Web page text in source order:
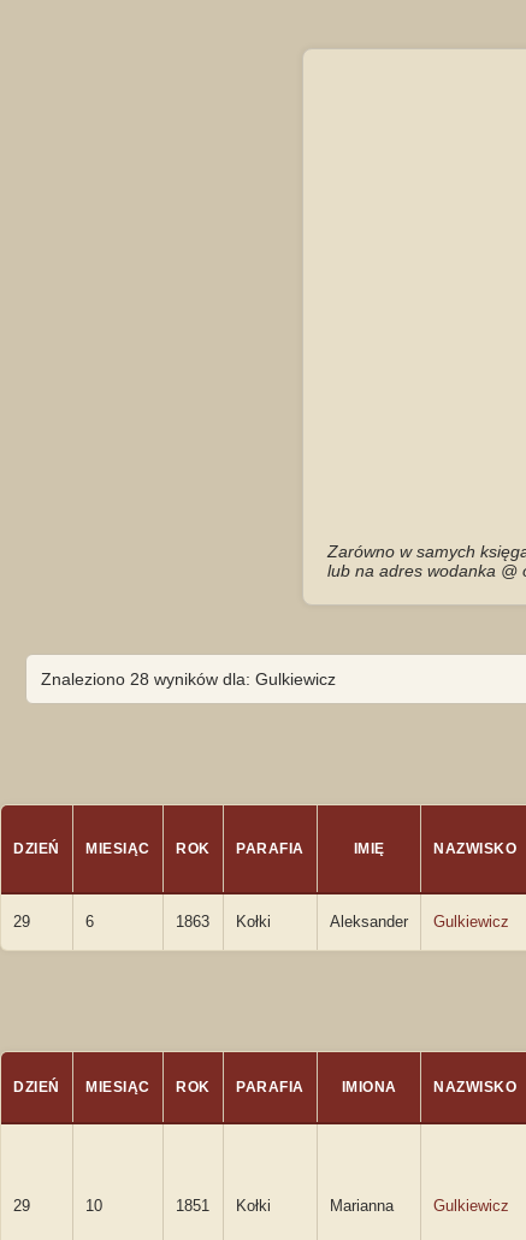
Zarówno w samych
lub na adres wodanka @
Znaleziono 28 wyników dla: Gulkiewicz
DZIEŃ MIESIĄC ROK PARAFIA IMIĘ NAZWISKO
29 6 1863 Kołki Aleksander Gulkiewicz
DZIEŃ MIESIĄC ROK PARAFIA IMIONA NAZWISKO
29 10 1851 Kołki Marianna Gulkiewicz